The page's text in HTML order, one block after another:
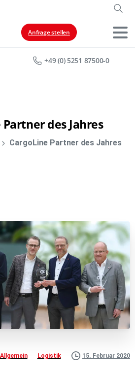
Anfrage stellen
+49 (0) 5251 87500-0
Partner desJahres
CargoLine Partner des Jahres
Allgemein Logistik 15. Februar 2020